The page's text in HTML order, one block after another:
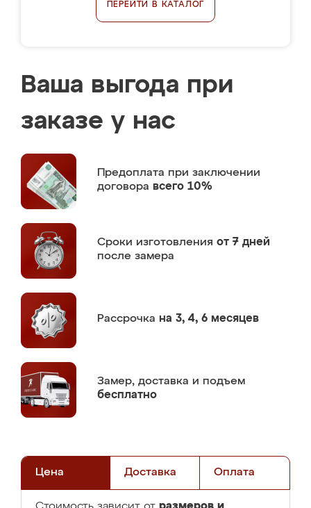
ПЕРЕЙТИ В КАТАЛОГ
Ваша выгода при
заказе у нас
Предоплата при заключении
договора всего 10%
Сроки изготовления от 7 дней
после замера
Рассрочка на 3, 4, 6 месяцев
Замер, доставка и подъем
бесплатно
Цена Доставка Оплата